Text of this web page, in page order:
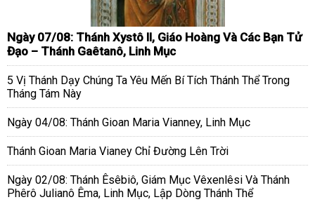
Ngày 07/08: Thánh Xystô II, Giáo Hoàng Và Các Bạn Tử
Đạo – Thánh Gaêtanô, Linh Mục
5 Vị Thánh Dạy Chúng Ta Yêu Mến Bí Tích Thánh Thể Trong
Tháng Tám Này
Ngày 04/08: Thánh Gioan Maria Vianney, Linh Mục
Thánh Gioan Maria Vianey Chỉ Đường Lên Trời
Ngày 02/08: Thánh Êsêbiô, Giám Mục Vêxenlêsi Và Thánh
Phêrô Julianô Êma, Linh Mục, Lập Dòng Thánh Thể